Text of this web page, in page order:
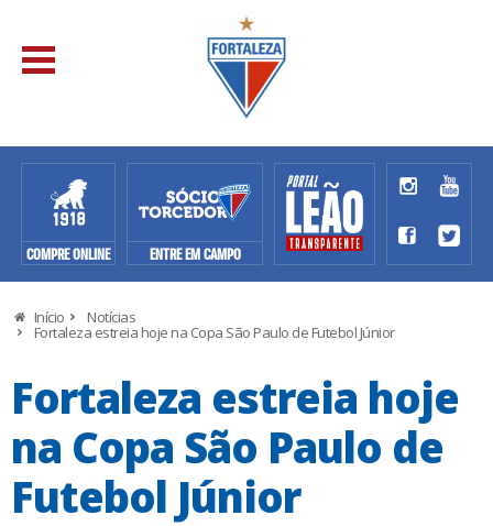
COMPRE ONLINE ENTRE EM CAMPO
Início Notícias
Fortaleza estreia hoje na Copa São Paulo de Futebol Júnior
Fortaleza estreia hoje
na Copa São Paulo de
Futebol Júnior